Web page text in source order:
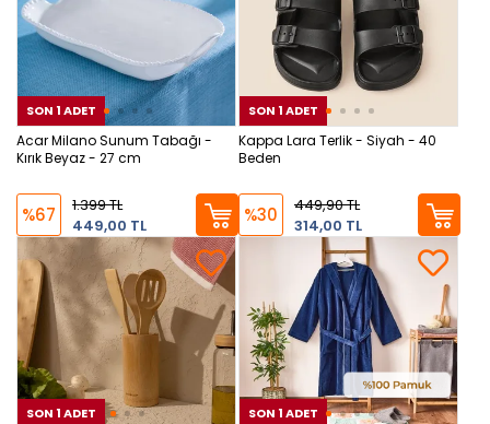
SON 1 ADET SON 1 ADET
Acar Milano Sunum Tabağı -
Kırık Beyaz - 27 cm
%67
1.399 TL
449,00 TL
SON 1 ADET
Kappa Lara Terlik - Siyah - 40
Beden
%30
449,90 TL
314,00 TL
SON 1 ADET SON 1 ADET
SON 1 ADET